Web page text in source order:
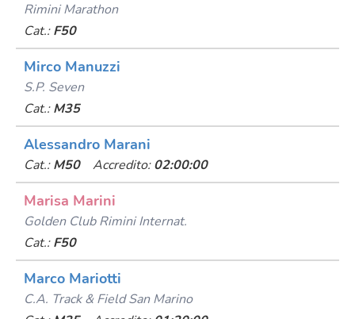
Rimini Marathon
Cat.: F50
Mirco Manuzzi
S.p. Seven
Cat.: M35
Alessandro Marani
Cat.: M50 Accredito: 02:00:00
Marisa Marini
Golden Club Rimini Internat.
Cat.: F50
Marco Mariotti
C.a. Track & Field San Marino